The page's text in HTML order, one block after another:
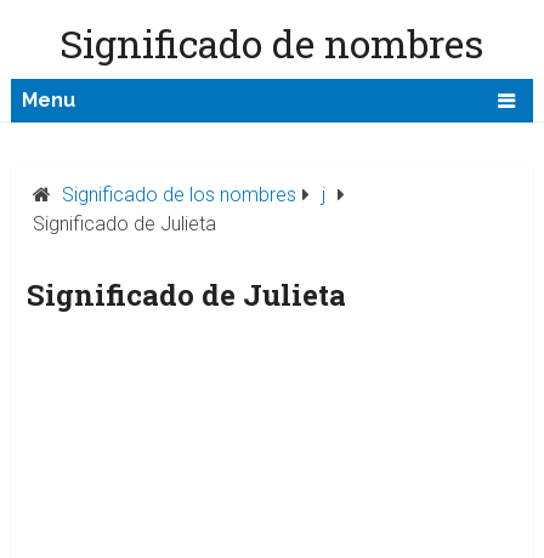
Significado de nombres
Menu
Significado de los nombres
j
Significado de Julieta
Significado de Julieta